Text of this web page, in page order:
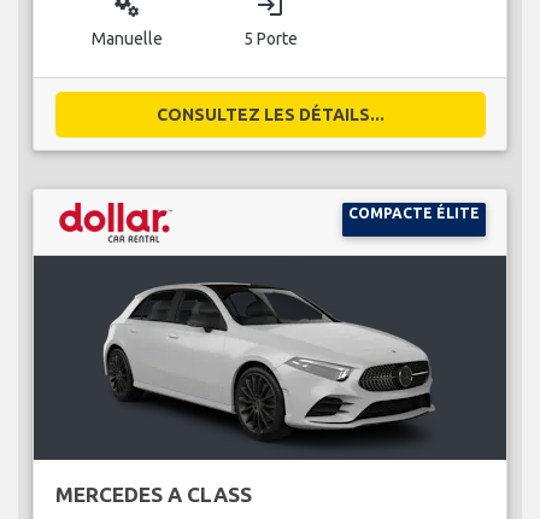
Manuelle 5 Porte
CONSULTEZ LES DÉTAILS...
COMPACTE ÉLITE
MERCEDES A CLASS